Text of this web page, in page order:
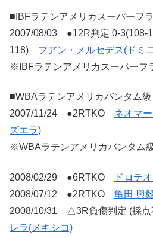
■IBFラテンアメリカスーパーフ
2007/08/03 ●12R判定 0-3(108-
118) フアン・メルセデス(ドミ
※IBFラテンアメリカスーパーフ
■WBAラテンアメリカバンタム
2007/11/24 ●2RTKO ネオマ
ズエラ)
※WBAラテンアメリカバンタム
2008/02/29 ●6RTKO
ドロテ
2008/07/12 ●2RTKO 亀田 興
2008/10/31 △3R負傷判定 (採
レラ(メキシコ)